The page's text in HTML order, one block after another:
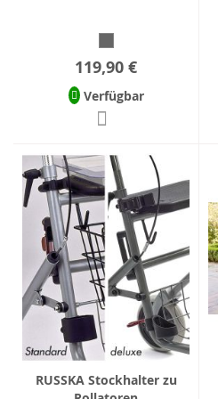
119,90 €
Verfügbar
RUSSKA Stockhalter zu